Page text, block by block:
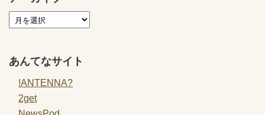
あんてなサイト
!ANTENNA?
2get